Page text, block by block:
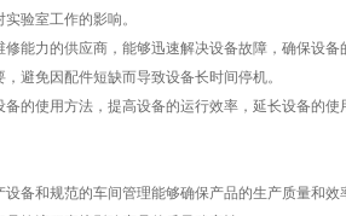
验室工作的影响。
能力的供应商，能够迅速解决设备故障，确保设备
避免因配件短缺而导致设备长时间停机。
的使用方法，提高设备的运行效率，延长设备的使
备和规范的车间管理能够确保产品的生产质量和效